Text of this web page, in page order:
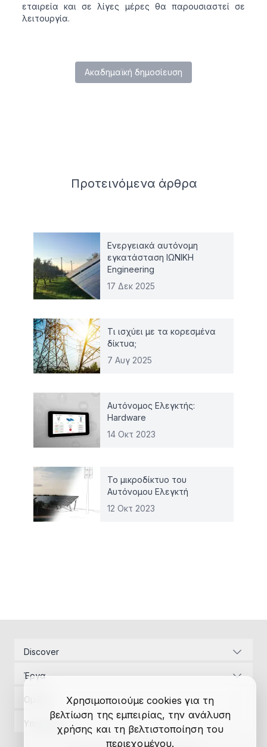
εταιρεία και σε λίγες μέρες θα παρουσιαστεί σε
λειτουργία.
Ακαδημαϊκή δημοσίευση
Προτεινόμενα άρθρα
Ενεργειακά αυτόνομη
εγκατάσταση ΙΩΝΙΚΗ
Engineering
17 Δεκ 2025
Τι ισχύει με τα κορεσμένα
δίκτυα;
7 Αυγ 2025
Αυτόνομος Ελεγκτής:
Hardware
14 Οκτ 2023
Το μικροδίκτυο του
Αυτόνομου Ελεγκτή
12 Οκτ 2023
Χρησιμοποιούμε cookies για τη
βελτίωση της εμπειρίας, την ανάλυση
χρήσης και τη βελτιστοποίηση του
περιεχομένου.
Discover
Ενεργειακές υποδομές
Αναπτυξιακός Νόμος
Επικοινωνία
Αυτόνομος ελεγκτής
Έργα
Μελέτες εφαρμογής
Αδειοδοτήσεις
Χρηματοδοτήσεις
Ομάδα
Διαχείριση Έργων
Μελέτες εφαρμογής
Υπηρεσίες
Διαχείριση Έργων